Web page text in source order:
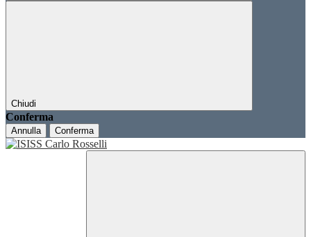
Chiudi
Conferma
Annulla Conferma